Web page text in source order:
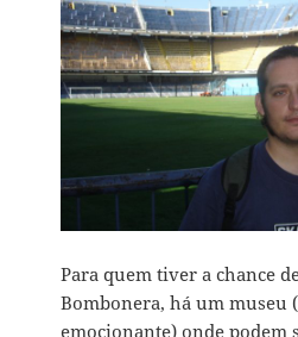
Para quem tiver a chance
Bombonera, há um museu
emocionante) onde podem